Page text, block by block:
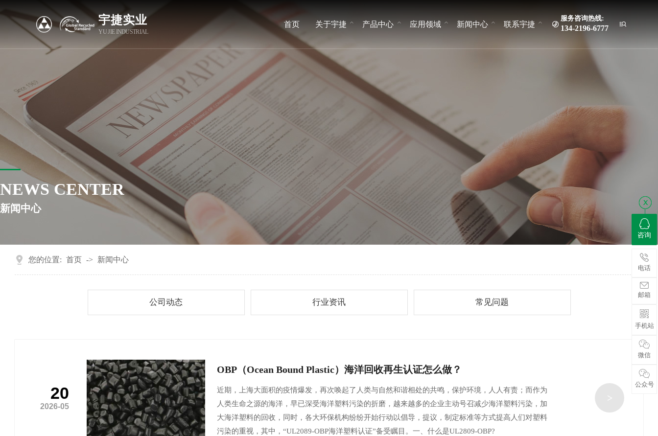
宇捷实业
YU JIE INDUSTRIAL
首页 关于宇捷 产品中心 应用领域 新闻中心 联系宇捷 
服务咨询热线:
134-2196-6777 
NEWS CENTER
新闻中心
您的位置: 首页 -> 新闻中心
公司动态 行业资讯 常见问题
20
2026-05
OBP（Ocean Bound Plastic）海洋回收再生认证怎么做？
近期，上海大面积的疫情爆发，再次唤起了人类与自然和谐相处的共鸣，保护环境，人人有责；而作为
人类生命之源的海洋，早已深受海洋塑料污染的折磨，越来越多的企业主动号召减少海洋塑料污染，加
大海洋塑料的回收，同时，各大环保机构纷纷开始行动以倡导，提议，制定标准等方式提高人们对塑料
污染的重视，其中，“UL2089-OBP海洋塑料认证”备受瞩目。一、什么是UL2809-OBP?
>
咨询
电话
邮箱
手机站
微信
公众号
咨询
电话
邮箱
手机站
微信
公众号